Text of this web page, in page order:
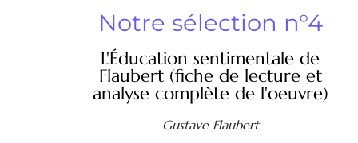
Notre sélection n°4
L'Éducation sentimentale de
Flaubert (fiche de lecture et
analyse complète de l'oeuvre)
Gustave Flaubert